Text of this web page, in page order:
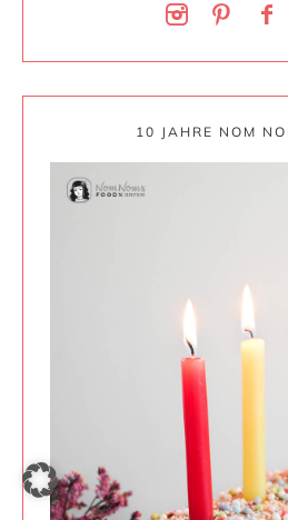
10 JAHRE NOM